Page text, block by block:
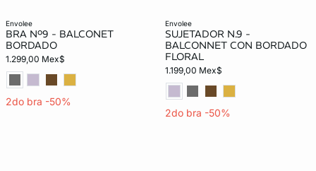
envolee
BRA Nº9 - BALCONET
BORDADO
1.299,00 Mex$
2do bra -50%
envolee
SUJETADOR N.9 -
BALCONNET CON BORDADO
FLORAL
1.199,00 Mex$
2do bra -50%